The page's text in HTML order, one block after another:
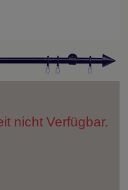
nicht Verfügbar.